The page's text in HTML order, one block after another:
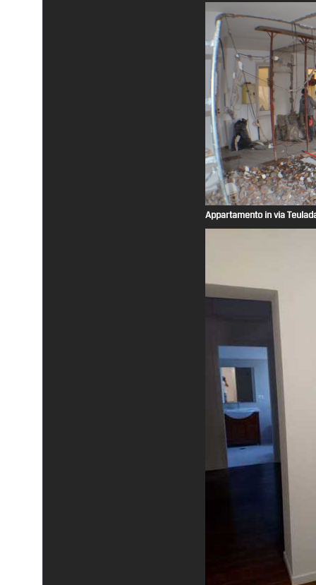
Appartamento in via